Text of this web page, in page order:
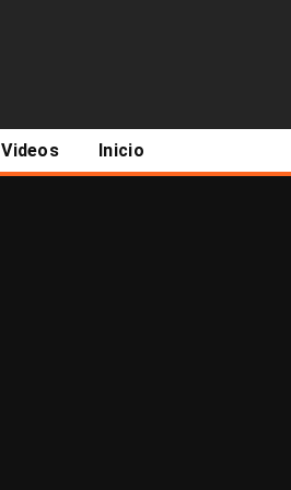
Videos Inicio